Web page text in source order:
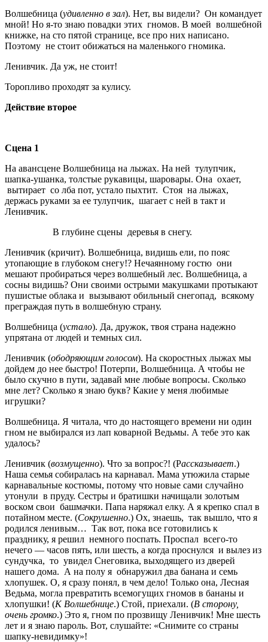
Волшебница (удивленно в зал). Нет, вы видели? Он командует
мной! Но я-то знаю повадки этих гномов. В моей волшебной
книжке, на сто пятой странице, все про них написано.
Поэтому не стоит обижаться на маленького гномика.
Ленивчик. Да уж, не стоит!
Торопливо проходят за кулису.
Действие второе
Сцена 1
На авансцене Волшебница на лыжах. На ней тулупчик,
шапка-ушанка, толстые рукавицы, шаровары. Она охает,
вытирает со лба пот, устало пыхтит. Стоя на лыжах,
держась руками за ее тулупчик, шагает с ней в такт и
Ленивчик.
В глубине сцены деревья в снегу.
Ленивчик (кричит). Волшебница, видишь ели, по пояс
утопающие в глубоком снегу!? Нечаянному гостю они
мешают пробираться через волшебный лес. Волшебница, а
сосны видишь? Они своими острыми макушками протыкают
пушистые облака и вызывают обильный снегопад, всякому
преграждая путь в волшебную страну.
Волшебница (устало). Да, дружок, твоя страна надежно
упрятана от людей и темных сил.
Ленивчик (ободряющим голосом). На скоростных лыжах мы
дойдем до нее быстро! Потерпи, Волшебница. А чтобы не
было скучно в пути, задавай мне любые вопросы. Сколько
мне лет? Сколько я знаю букв? Какие у меня любимые
игрушки?
Волшебница. Я читала, что до настоящего времени ни один
гном не выбирался из лап коварной Ведьмы. А тебе это как
удалось?
Ленивчик (возмущенно). Что за вопрос?! (Рассказывает.)
Наша семья собиралась на карнавал. Мама утюжила старые
карнавальные костюмы, потому что новые сами случайно
утонули в пруду. Сестры и братишки начищали золотым
воском свои башмачки. Папа наряжал елку. А я крепко спал в
потайном месте. (Сокрушенно.) Ох, знаешь, так вышло, что я
родился ленивым… Так вот, пока все готовились к
празднику, я решил немного поспать. Проспал всего-то
нечего — часов пять, или шесть, а когда проснулся и вылез из
сундучка, то увидел Снеговика, выходящего из дверей
нашего дома. А на полу я обнаружил два банана и семь
хлопушек. О, я сразу понял, в чем дело! Только она, Лесная
Ведьма, могла превратить всемогущих гномов в бананы и
хлопушки! (К Волшебнице.) Стой, приехали. (В сторону,
очень громко.) Это я, гном по прозвищу Ленивчик! Мне шесть
лет и я знаю пароль. Вот, слушайте: «Снимите со страны
шапку-невидимку»!